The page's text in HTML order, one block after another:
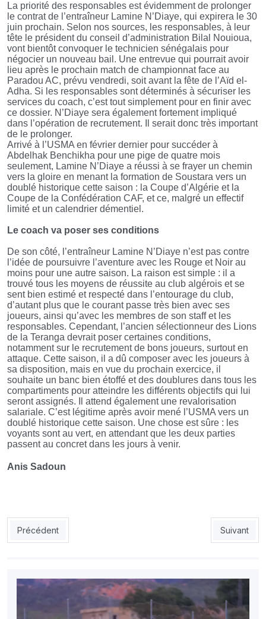
La priorité des responsables est évidemment de prolonger
le contrat de l’entraîneur Lamine N’Diaye, qui expirera le 30
juin prochain. Selon nos sources, les responsables, à leur
tête le président du conseil d’administration Bilal Nouioua,
vont bientôt convoquer le technicien sénégalais pour
négocier un nouveau bail. Une entrevue qui pourrait avoir
lieu après le prochain match de championnat face au
Paradou AC, prévu vendredi, soit avant la fête de l’Aïd el-
Adha. Si les responsables sont déterminés à sécuriser les
services du coach, c’est tout simplement pour en finir avec
ce dossier. N’Diaye sera également fortement impliqué
dans l’opération de recrutement. Il serait donc très important
de le prolonger.
Arrivé à l’USMA en février dernier pour succéder à
Abdelhak Benchikha pour une pige de quatre mois
seulement, Lamine N’Diaye a réussi à se frayer un chemin
vers la gloire en menant la formation de Soustara vers un
doublé historique cette saison : la Coupe d’Algérie et la
Coupe de la Confédération CAF, et ce, malgré un effectif
limité et un calendrier démentiel.
Le coach va poser ses conditions
De son côté, l’entraîneur Lamine N’Diaye n’est pas contre
l’idée de poursuivre l’aventure avec les Rouge et Noir au
moins pour une autre saison. La raison est simple : il a
trouvé tous les moyens de réussite au club algérois et se
sent bien estimé et respecté dans l’entourage du club,
d’autant plus que le courant passe très bien avec ses
joueurs, ainsi qu’avec les membres de son staff et les
responsables. Cependant, l’ancien sélectionneur des Lions
de la Teranga devrait poser certaines conditions,
notamment sur le recrutement de bons joueurs, surtout en
attaque. Cette saison, il a dû composer avec les joueurs à
sa disposition, mais en vue du prochain exercice, il
souhaite un banc bien étoffé et des doublures dans tous les
compartiments pour atteindre les différents objectifs qui lui
seront assignés. Il attend également une revalorisation
salariale. C’est légitime après avoir mené l’USMA vers un
doublé historique cette saison. Une chose est sûre : les
voyants sont au vert, en attendant que les deux parties
passent au concret dans les jours à venir.
Anis Sadoun
Article précédent : CRB – MCO : CRB, ça passe ou ça casse
Précédent Article
Suivant